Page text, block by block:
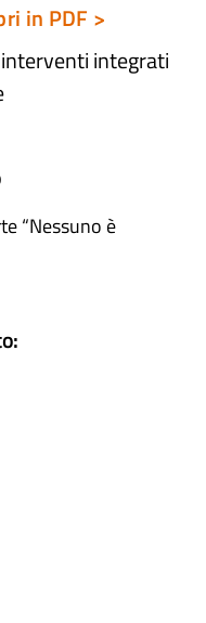
in PDF >
integrati
“Nessuno è